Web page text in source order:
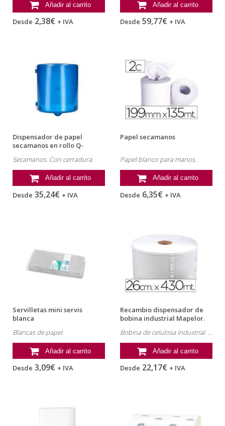
Añadir al carrito
Desde 2,38€ + IVA
Añadir al carrito
Desde 59,77€ + IVA
Dispensador de papel
secamanos en rollo Q-
Secamanos. Con cerradura.
Añadir al carrito
Desde 35,24€ + IVA
Papel secamanos
Papel blanco para manos.
Añadir al carrito
Desde 6,35€ + IVA
Servilletas mini servis
blanca
Blancas de papel.
Añadir al carrito
Desde 3,09€ + IVA
Recambio dispensador de
bobina industrial Mapelor.
Bobina de celulosa industrial. 430 m largo
Añadir al carrito
Desde 22,17€ + IVA